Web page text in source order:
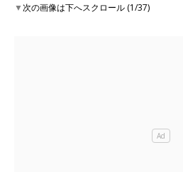
▼次の画像は下へスクロール (1/37)